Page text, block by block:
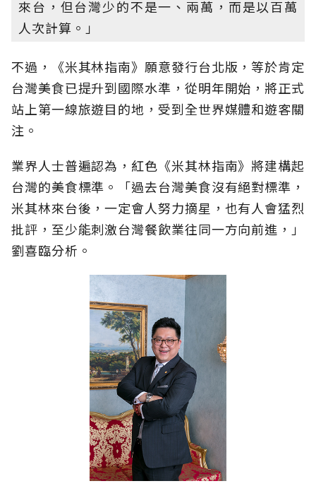
來台，但台灣少的不是一、兩萬，而是以百萬
人次計算。」
不過，《米其林指南》願意發行台北版，等於肯定
台灣美食已提升到國際水準，從明年開始，將正式
站上第一線旅遊目的地，受到全世界媒體和遊客關
注。
業界人士普遍認為，紅色《米其林指南》將建構起
台灣的美食標準。「過去台灣美食沒有絕對標準，
米其林來台後，一定會人努力摘星，也有人會猛烈
批評，至少能刺激台灣餐飲業往同一方向前進，」
劉喜臨分析。